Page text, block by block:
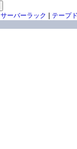
サーバーラック テープ